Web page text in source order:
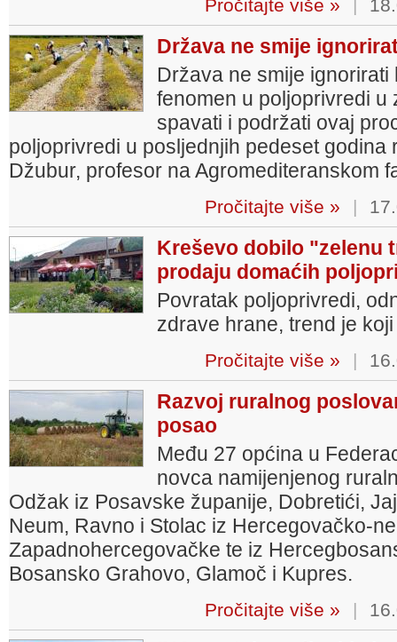
Pročitajte više » |
Država ne smije
Država ne smije
fenomen u poljoprivredi u
spavati i podržati ovaj
poljoprivredi u posljednjih pedeset godina
Džubur, profesor na Agromediteranskom
Pročitajte više » |
Kreševo dobilo "zelenu
prodaju domaćih
Povratak poljoprivredi,
zdrave hrane, trend je
Pročitajte više » |
Razvoj ruralnog
posao
Među 27 općina u
novca namijenjenog
Odžak iz Posavske županije, Dobretići,
Neum, Ravno i Stolac iz Hercegovačko-
Zapadnohercegovačke te iz
Bosansko Grahovo, Glamoč i Kupres.
Pročitajte više » |